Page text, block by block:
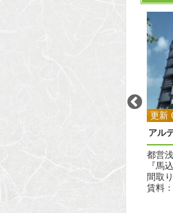
JR山手線
『五反田駅』徒歩
更新
アル
都営
『馬
間取
賃料：